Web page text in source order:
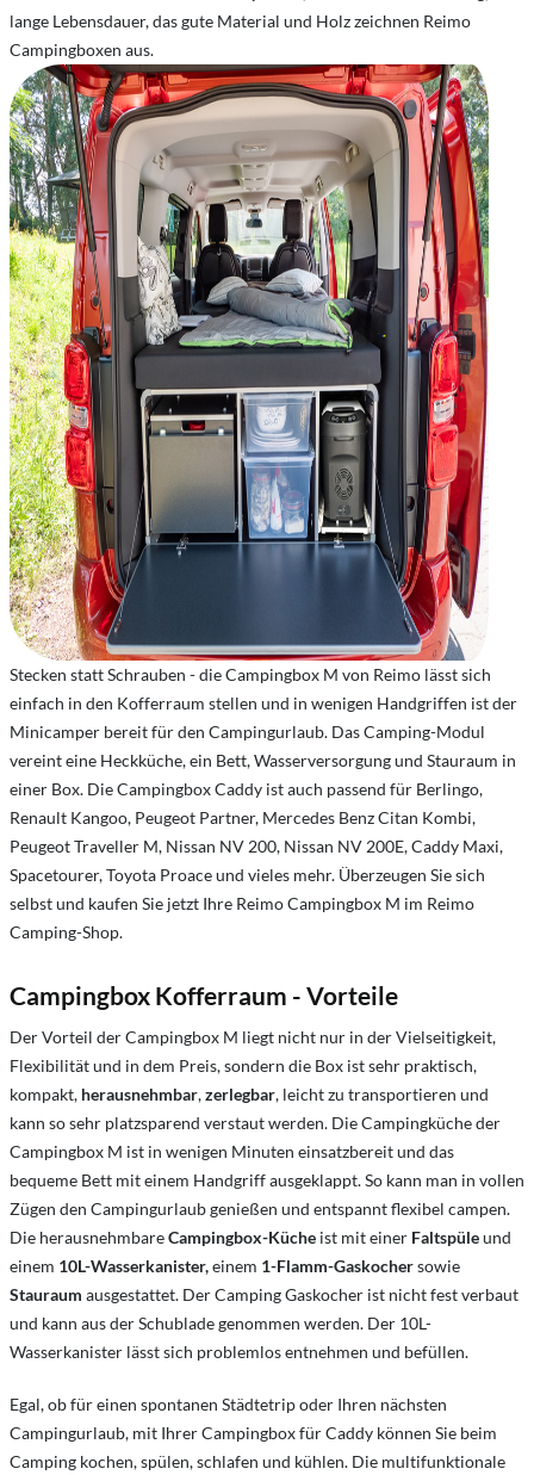
lange Lebensdauer, das gute Material und Holz zeichnen Reimo
Campingboxen aus.
Stecken statt Schrauben - die Campingbox M von Reimo lässt sich
einfach in den Kofferraum stellen und in wenigen Handgriffen ist der
Minicamper bereit für den Campingurlaub. Das Camping-Modul
vereint eine Heckküche, ein Bett, Wasserversorgung und Stauraum in
einer Box. Die Campingbox Caddy ist auch passend für Berlingo,
Renault Kangoo, Peugeot Partner, Mercedes Benz Citan Kombi,
Peugeot Traveller M, Nissan NV 200, Nissan NV 200E, Caddy Maxi,
Spacetourer, Toyota Proace und vieles mehr. Überzeugen Sie sich
selbst und kaufen Sie jetzt Ihre Reimo Campingbox M im Reimo
Camping-Shop.
Campingbox Kofferraum - Vorteile
Der Vorteil der Campingbox M liegt nicht nur in der Vielseitigkeit,
Flexibilität und in dem Preis, sondern die Box ist sehr praktisch,
kompakt, herausnehmbar,zerlegbar, leicht zu transportieren und
kann so sehr platzsparend verstaut werden. Die Campingküche der
Campingbox M ist in wenigen Minuten einsatzbereit und das
bequeme Bett mit einem Handgriff ausgeklappt. So kann man in vollen
Zügen den Campingurlaub genießen und entspannt flexibel campen.
Die herausnehmbareCampingbox-Küche ist mit einer Faltspüleund
einem 10L-Wasserkanister,einem 1-Flamm-Gaskochersowie
Stauraum ausgestattet. Der Camping Gaskocher ist nicht fest verbaut
und kann aus der Schublade genommen werden. Der 10L-
Wasserkanister lässt sich problemlos entnehmen und befüllen.
Egal, ob für einen spontanen Städtetrip oder Ihren nächsten
Campingurlaub, mit Ihrer Campingbox für Caddy können Sie beim
Camping kochen, spülen, schlafen und kühlen. Die multifunktionale